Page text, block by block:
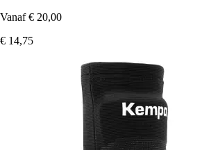
Vanaf € 20,00
€ 14,75